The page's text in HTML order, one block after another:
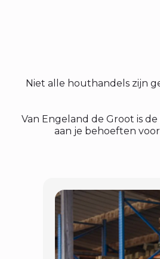
Niet alle houthandels zijn
Van Engeland de Groot is
aan je behoeften